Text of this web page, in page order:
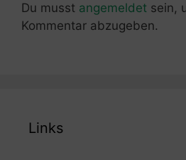
Du musst angemeldet sein,
Kommentar abzugeben.
Links